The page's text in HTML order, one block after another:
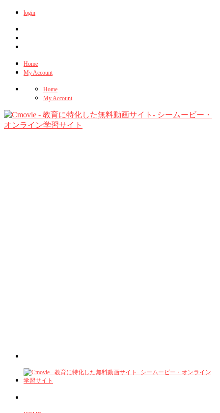
login
Home
My Account
Home
My Account